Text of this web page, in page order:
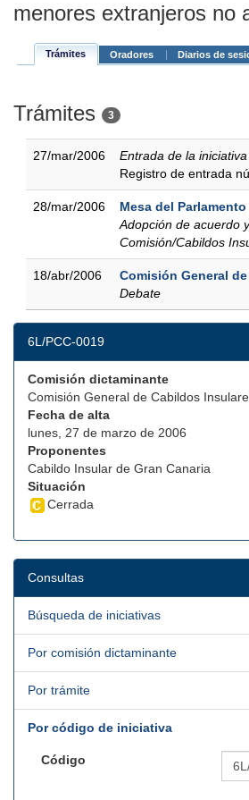
menores extranjeros no
Trámites Oradores Diarios de
Trámites 3
27/mar/2006
Entrada de la iniciativa
Registro de entrada
28/mar/2006
Mesa del Parlamento
Adopción de acuerdo
Comisión/Cabildos
18/abr/2006
Comisión General
Debate
6L/PCC-0019
Comisión dictaminante
Comisión General de Cabildos
Fecha de alta
lunes, 27 de marzo de 2006
Proponentes
Cabildo Insular de Gran Canaria
Situación
Cerrada
Consultas
Búsqueda de iniciativas
Por comisión dictaminante
Por trámite
Por código de iniciativa
Código